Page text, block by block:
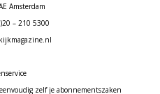
Amsterdam
– 210 5300
zelf je abonnementszaken